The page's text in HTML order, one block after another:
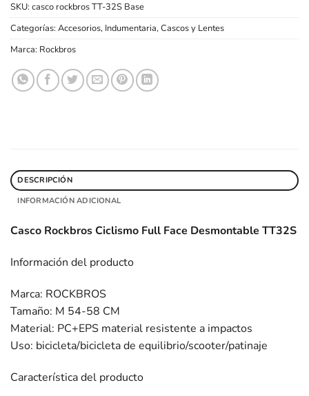
SKU: casco rockbros TT-32S Base
Categorías: Accesorios, Indumentaria, Cascos y Lentes
Marca: Rockbros
DESCRIPCIÓN
INFORMACIÓN ADICIONAL
Casco Rockbros Ciclismo Full Face Desmontable TT32S
Información del producto
Marca: ROCKBROS
Tamaño: M 54-58 CM
Material: PC+EPS material resistente a impactos
Uso: bicicleta/bicicleta de equilibrio/scooter/patinaje
Característica del producto